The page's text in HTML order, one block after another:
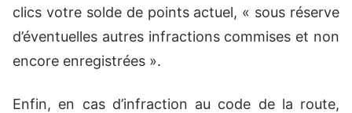
clics votre solde de points actuel, « sous réserve
d’éventuelles autres infractions commises et non
encore enregistrées ».
Enfin, en cas d’infraction au code de la route,